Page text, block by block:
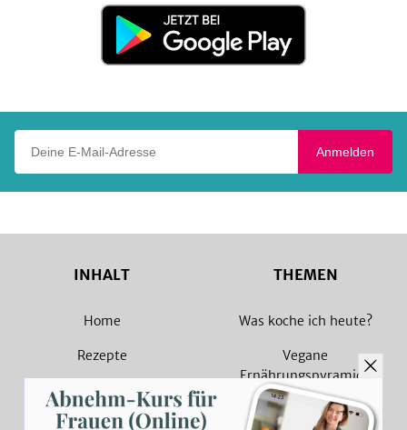
Jetzt
Google
Anmelden
INHALT
Home
Rezepte
Magazin
Sammlungen
THEMEN
Was koche ich heute?
Vegane
Ernährungspyramide
Vegane Rezepte